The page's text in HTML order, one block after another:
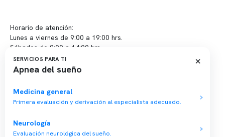
Horario de atención:
Lunes a viernes de 9:00 a 19:00 hrs.
Sábados de 9:00 a 14:00 hrs.
Sucursales
📍 Vitacura: Av. Kennedy 5488, Patio Inglés, piso -1, local 003
📍 Providencia: Av. Andrés Bello 2337, local 2
Reserva tu hora
SERVICIOS PARA TI
Apnea del sueño
×
Medicina general
Primera evaluación y derivación al especialista adecuado.
Neurología
Evaluación neurológica del sueño.